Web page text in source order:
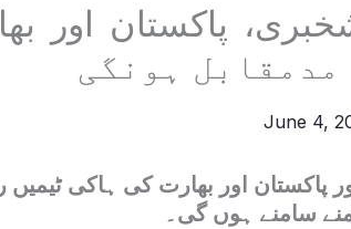
پاکستان اور
June 4,
پاکستان اور بھارت کی ہاکی ٹیمیں
آمنے سامنے ہوں گی۔